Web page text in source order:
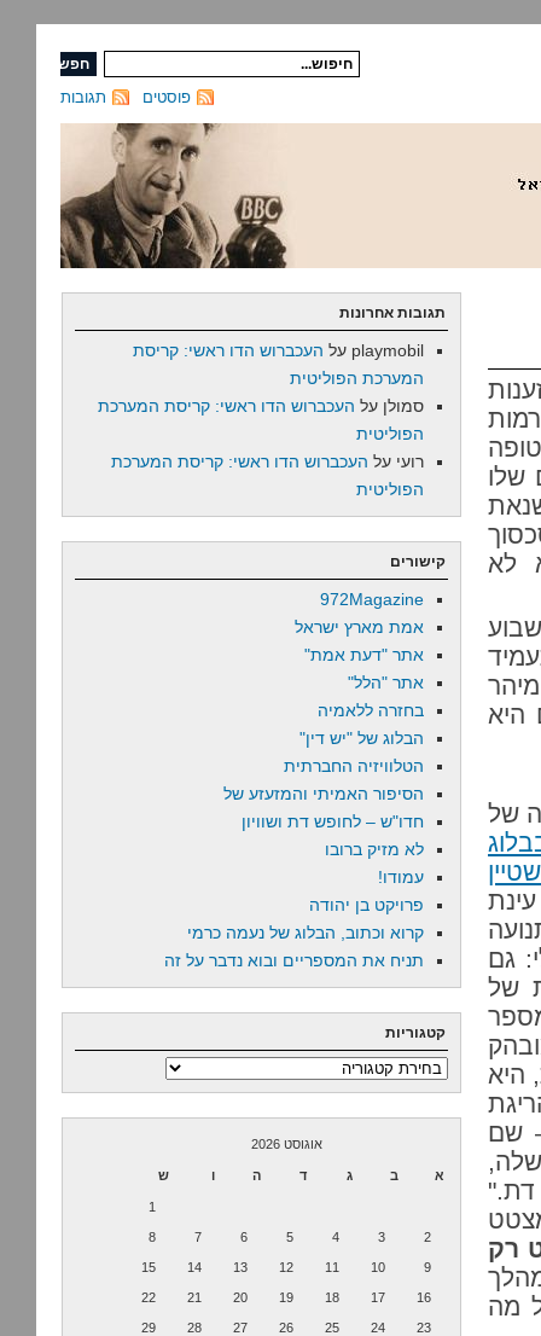
תגובות פוסטים
שלו
לא
היא
של
גם
של
היא
שם
רק
מה
תגובות אחרונות
playmobil על העכברוש הדו ראשי: קריסת
המערכת הפוליטית
סמולן על העכברוש הדו ראשי: קריסת המערכת
הפוליטית
רועי על העכברוש הדו ראשי: קריסת המערכת
הפוליטית
קישורים
972Magazine
אמת מארץ ישראל
אתר "דעת אמת"
אתר "הלל"
בחזרה ללאמיה
הבלוג של "יש דין"
הטלוויזיה החברתית
הסיפור האמיתי והמזעזע של
חדו"ש – לחופש דת ושוויון
לא מזיק ברובו
עמודו!
פרויקט בן יהודה
קרוא וכתוב, הבלוג של נעמה כרמי
תניח את המספריים ובוא נדבר על זה
קטגוריות
קטגוריות
אוגוסט 2026
א ב ג ד ה ו ש
1
2
3
4
5
6
7
8
9
10
11
12
13
14
15
16
17
18
19
20
21
22
23
24
25
26
27
28
29